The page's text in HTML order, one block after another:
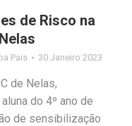
de Risco na
Pais 30 Janeiro 2023
de Nelas,
do 4º ano de
de sensibilização